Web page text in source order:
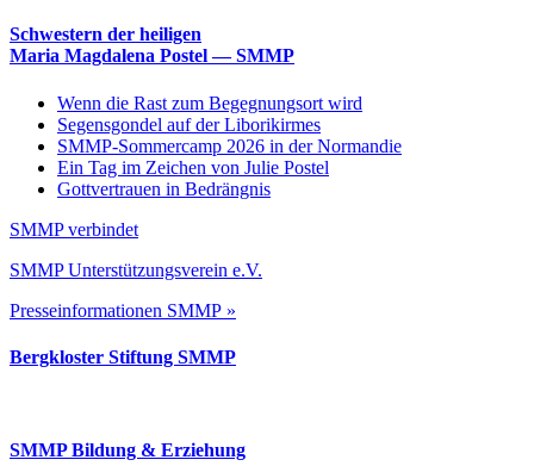
Schwestern der heiligen
Maria Magdalena Postel — SMMP
Wenn die Rast zum Begegnungsort wird
Segensgondel auf der Liborikirmes
SMMP-Sommercamp 2026 in der Normandie
Ein Tag im Zeichen von Julie Postel
Gottvertrauen in Bedrängnis
SMMP verbindet
SMMP Unterstützungsverein e.V.
Presseinformationen SMMP »
Bergkloster Stiftung SMMP
SMMP Bildung & Erziehung